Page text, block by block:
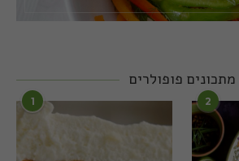
מתכונים פופולרים
1 2